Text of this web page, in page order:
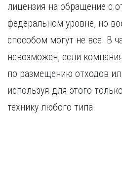
М
Махачкала
Мурманск
Н
Набережные Челны
Нижний Тагил
Новокузнецк
лицензия на обращение с
федеральном уровне, но
способом могут не все. В
невозможен, если
по размещению отходов
используя для этого
технику любого типа.